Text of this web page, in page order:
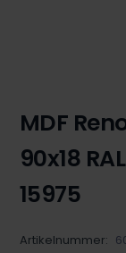
MDF
90x18
15975
Artikelnummer: